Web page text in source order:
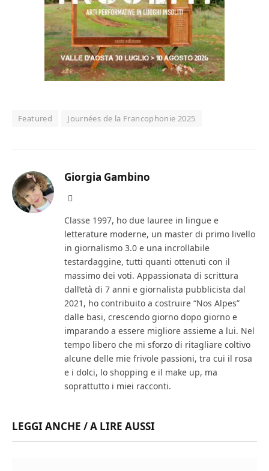
Featured Journées de la Francophonie 2025
Giorgia Gambino
Classe 1997, ho due lauree in lingue e
letterature moderne, un master di primo livello
in giornalismo 3.0 e una incrollabile
testardaggine, tutti quanti ottenuti con il
massimo dei voti. Appassionata di scrittura
dall’età di 7 anni e giornalista pubblicista dal
2021, ho contribuito a costruire “Nos Alpes”
dalle basi, crescendo giorno dopo giorno e
imparando a essere migliore assieme a lui. Nel
tempo libero che mi sforzo di ritagliare coltivo
alcune delle mie frivole passioni, tra cui il rosa
e i dolci, lo shopping e il make up, ma
soprattutto i miei racconti.
LEGGI ANCHE / A LIRE AUSSI